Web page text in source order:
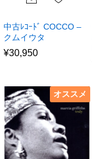
中古ﾚｺｰﾄﾞ COCCO –
クムイウタ
¥30,950
オススメ